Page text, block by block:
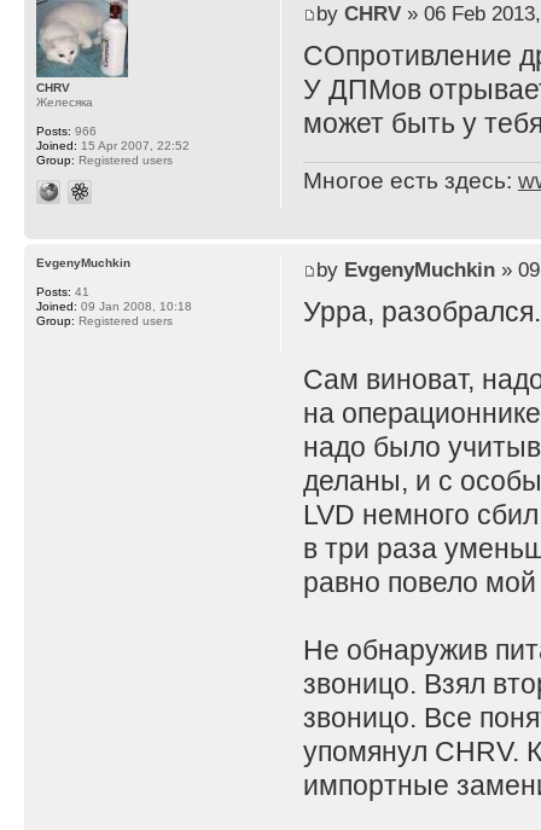
by CHRV» 06 Feb
СОпротивление
У ДПМов
может быть у
Многое есть здесь:
CHRV
Желесяка
Posts: 966
Joined: 15 Apr 2007, 22:52
Group: Registered users
by EvgenyMuchkin» 09
Урра,
Сам виноват,
на
надо было
деланы, и с
LVD немного
в три раза
равно повело
Не обнаружив
звоницо. Взял
звоницо. Все
упомянул CHRV.
импортные
EvgenyMuchkin
Posts: 41
Joined: 09 Jan 2008, 10:18
Group: Registered users